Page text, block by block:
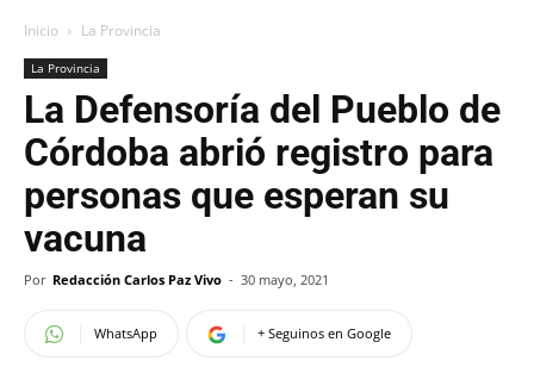
Inicio La Provincia
La Provincia
La Defensoría del Pueblo de
Córdoba abrió registro para
personas que esperan su
vacuna
Por Redacción Carlos Paz Vivo - 30 mayo, 2021
WhatsApp + Seguinos en Google